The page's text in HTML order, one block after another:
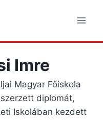
Imre
Magyar Főiskola
diplomát,
Iskolában kezdett